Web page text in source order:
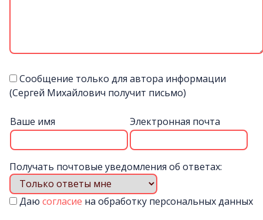
Сообщение только для автора информации
(Сергей Михайлович получит письмо)
Ваше имя Электронная почта
Получать почтовые уведомления об ответах:
Даю согласие на обработку персональных данных